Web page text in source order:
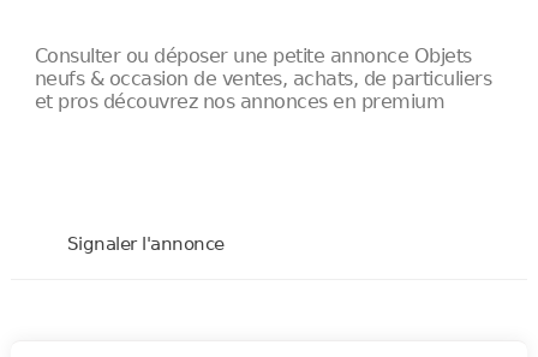
Consulter ou déposer une petite annonce Objets
neufs & occasion de ventes, achats, de particuliers
et pros découvrez nos annonces en premium
Signaler l'annonce